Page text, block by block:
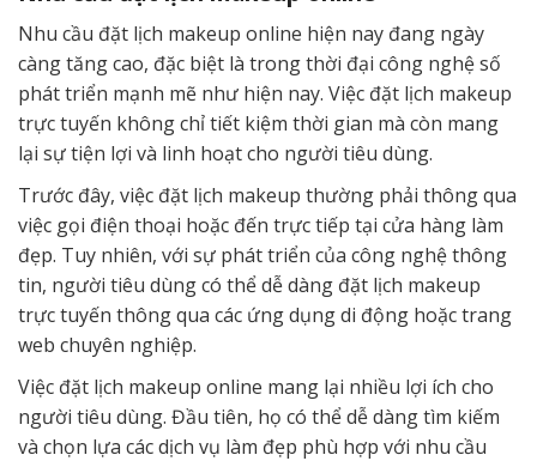
Nhu cầu đặt lịch makeup online hiện nay đang ngày
càng tăng cao, đặc biệt là trong thời đại công nghệ số
phát triển mạnh mẽ như hiện nay. Việc đặt lịch makeup
trực tuyến không chỉ tiết kiệm thời gian mà còn mang
lại sự tiện lợi và linh hoạt cho người tiêu dùng.
Trước đây, việc đặt lịch makeup thường phải thông qua
việc gọi điện thoại hoặc đến trực tiếp tại cửa hàng làm
đẹp. Tuy nhiên, với sự phát triển của công nghệ thông
tin, người tiêu dùng có thể dễ dàng đặt lịch makeup
trực tuyến thông qua các ứng dụng di động hoặc trang
web chuyên nghiệp.
Việc đặt lịch makeup online mang lại nhiều lợi ích cho
người tiêu dùng. Đầu tiên, họ có thể dễ dàng tìm kiếm
và chọn lựa các dịch vụ làm đẹp phù hợp với nhu cầu